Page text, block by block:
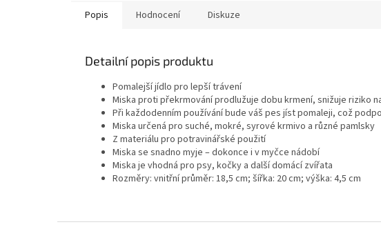
Popis Hodnocení Diskuze
Detailní popis produktu
Pomalejší jídlo pro lepší trávení
Miska proti překrmování prodlužuje dobu krmení, snižuje riziko
Při každodenním používání bude váš pes jíst pomaleji, což
Miska určená pro suché, mokré, syrové krmivo a různé pamlsky
Z materiálu pro potravinářské použití
Miska se snadno myje – dokonce i v myčce nádobí
Miska je vhodná pro psy, kočky a další domácí zvířata
Rozměry: vnitřní průměr: 18,5 cm; šířka: 20 cm; výška: 4,5 cm